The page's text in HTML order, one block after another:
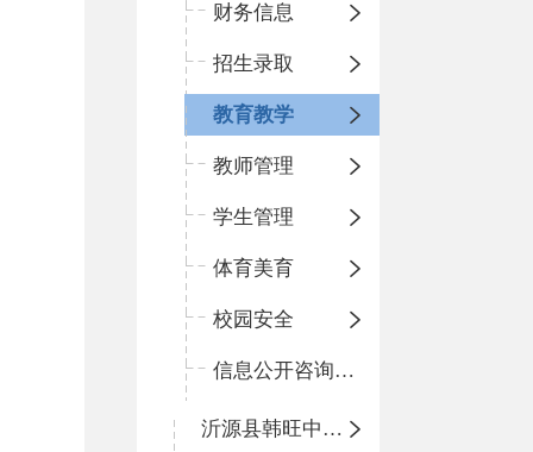
财务信息
招生录取
教育教学
教师管理
学生管理
体育美育
校园安全
信息公开咨询指南
沂源县韩旺中心学校